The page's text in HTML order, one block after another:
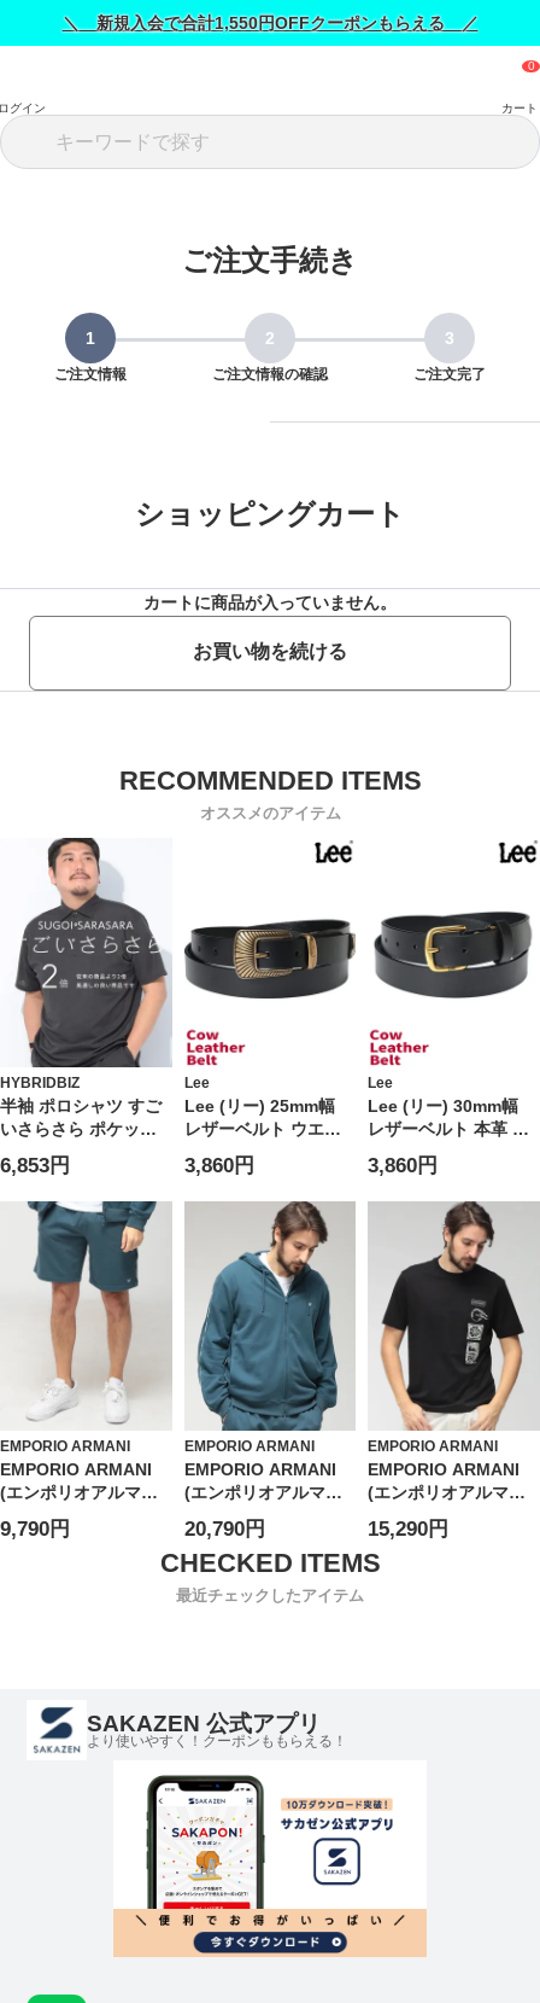
＼ 新規入会で合計1,550円OFFクーポンもらえる ／
グイン カート
ご注文手続き
ご注文情報 ご注文情報の確認 ご注文完了
ショッピングカート
カートに商品が入っていません。
お買い物を続ける
オススメのアイテム
HYBRIDBIZ
半袖 ポロシャツ すご
いさらさら ポケット
トップス 無地 涼しい
春 夏 大きいサイズ メ
ンズ ビジネス
6,853円
Lee
Lee (リー) 25mm幅
レザーベルト ウエス
タン ゴールド ピンバ
ックル 本革 ユニセッ
クス 0120599G
3,860円
Lee
Lee (リー) 30mm幅
レザーベルト 本革 ゴ
ールドバックル ミニ
ロゴ ユニセックス
120597
3,860円
EMPORIO ARMANI
EMPORIO ARMANI
(エンポリオアルマー
ニ) メンズ ショートパ
ンツ ロゴテープ ウエ
9,790円
EMPORIO ARMANI
EMPORIO ARMANI
(エンポリオアルマー
ニ) メンズ パーカー
長袖 ロゴテープ フル
ジップ
EAUEM653AF18887
20,790円
EMPORIO ARMANI
EMPORIO ARMANI
(エンポリオアルマー
ニ) メンズ Tシャツ 半
袖 プリント＆刺繍 ク
ルーネック カットソ
15,290円
最近チェックしたアイテム
SAKAZEN 公式アプリ
より使いやすく！クーポンももらえる！